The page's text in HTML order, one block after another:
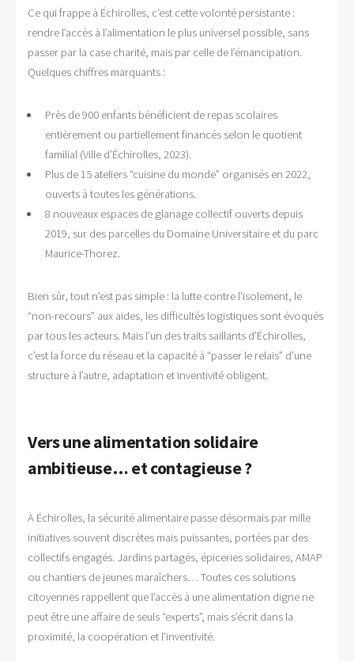
Ce qui frappe à Échirolles, c’est cette volonté persistante :
rendre l’accès à l’alimentation le plus universel possible, sans
passer par la case charité, mais par celle de l’émancipation.
Quelques chiffres marquants :
Près de 900 enfants bénéficient de repas scolaires
entièrement ou partiellement financés selon le quotient
familial (Ville d’Échirolles, 2023).
Plus de 15 ateliers “cuisine du monde” organisés en 2022,
ouverts à toutes les générations.
8 nouveaux espaces de glanage collectif ouverts depuis
2019, sur des parcelles du Domaine Universitaire et du parc
Maurice-Thorez.
Bien sûr, tout n’est pas simple : la lutte contre l’isolement, le
“non-recours” aux aides, les difficultés logistiques sont évoqués
par tous les acteurs. Mais l’un des traits saillants d’Échirolles,
c’est la force du réseau et la capacité à “passer le relais” d’une
structure à l’autre, adaptation et inventivité obligent.
Vers une alimentation solidaire
ambitieuse… et contagieuse ?
À Échirolles, la sécurité alimentaire passe désormais par mille
initiatives souvent discrètes mais puissantes, portées par des
collectifs engagés. Jardins partagés, épiceries solidaires, AMAP
ou chantiers de jeunes maraîchers… Toutes ces solutions
citoyennes rappellent que l’accès à une alimentation digne ne
peut être une affaire de seuls “experts”, mais s’écrit dans la
proximité, la coopération et l’inventivité.